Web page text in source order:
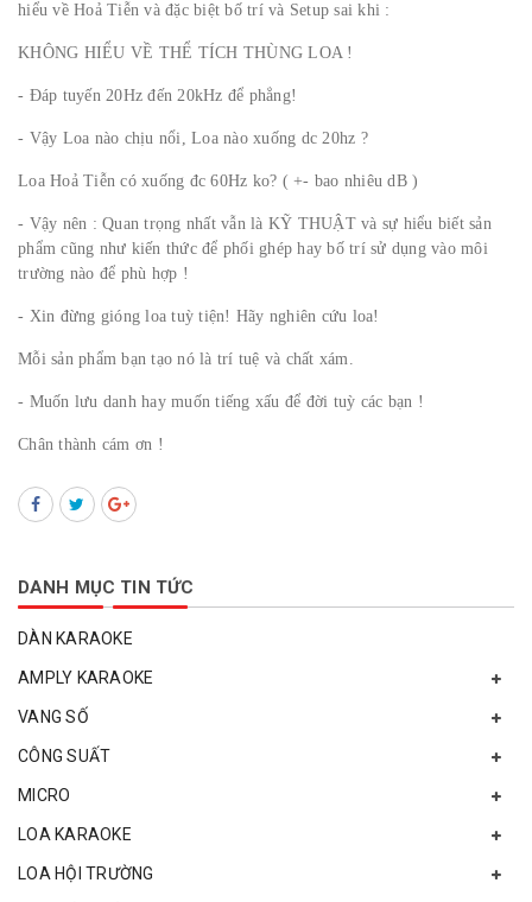
hiểu về Hoả Tiễn và đặc biệt bố trí và Setup sai khi :
KHÔNG HIỂU VỀ THỂ TÍCH THÙNG LOA !
- Đáp tuyến 20Hz đến 20kHz để phẳng!
- Vậy Loa nào chịu nổi, Loa nào xuống dc 20hz ?
Loa Hoả Tiễn có xuống đc 60Hz ko? ( +- bao nhiêu dB )
- Vậy nên : Quan trọng nhất vẫn là KỸ THUẬT và sự hiểu biết sản
phẩm cũng như kiến thức để phối ghép hay bố trí sử dụng vào môi
trường nào để phù hợp !
- Xin đừng gióng loa tuỳ tiện! Hãy nghiên cứu loa!
Mỗi sản phẩm bạn tạo nó là trí tuệ và chất xám.
- Muốn lưu danh hay muốn tiếng xấu để đời tuỳ các bạn !
Chân thành cám ơn !
DANH MỤC TIN TỨC
DÀN KARAOKE
AMPLY KARAOKE
VANG SỐ
CÔNG SUẤT
MICRO
LOA KARAOKE
LOA HỘI TRƯỜNG